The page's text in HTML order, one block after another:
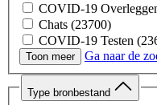
COVID-19
Chats (23700)
COVID-19 Testen
COVID-19 Digitale
COVID-19 Woo-
COVID-19 Medische
Toon meer Ga naar de
Type bronbestand